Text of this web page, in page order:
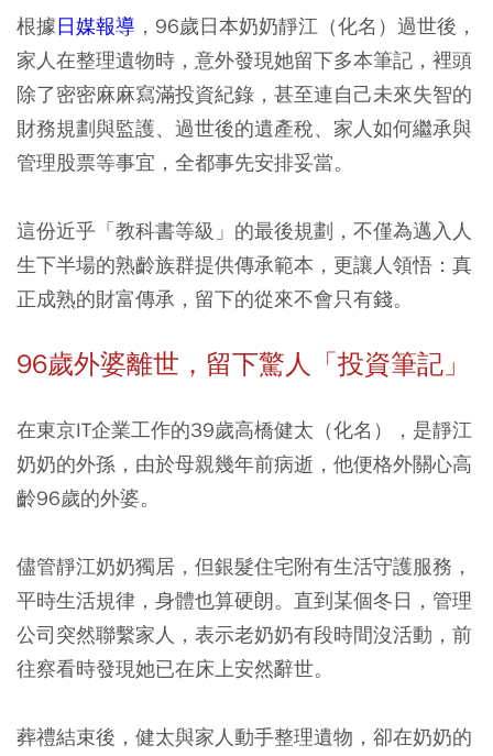
根據日媒報導 ，96歲日本奶奶靜江（化名）過世後，
家人在整理遺物時，意外發現她留下多本筆記，裡頭
除了密密麻麻寫滿投資紀錄，甚至連自己未來失智的
財務規劃與監護、過世後的遺產稅、家人如何繼承與
管理股票等事宜，全都事先安排妥當。
這份近乎「教科書等級」的最後規劃，不僅為邁入人
生下半場的熟齡族群提供傳承範本，更讓人領悟： 真
正成熟的財富傳承，留下的從來不會只有錢。
96歲外婆離世，留下驚人「投資筆記」
在東京IT企業工作的39歲高橋健太（化名），是靜江
奶奶的外孫，由於母親幾年前病逝，他便格外關心高
齡96歲的外婆。
儘管靜江奶奶獨居，但銀髮住宅附有生活守護服務，
平時生活規律，身體也算硬朗。直到某個冬日，管理
公司突然聯繫家人，表示老奶奶有段時間沒活動，前
往察看時發現她已在床上安然辭世。
葬禮結束後，健太與家人動手整理遺物，卻在奶奶的